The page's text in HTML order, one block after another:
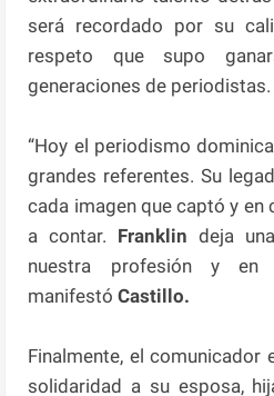
será recordado por su
respeto que supo
generaciones de periodistas.
“Hoy el periodismo
grandes referentes. Su
cada imagen que captó y en
a contar. Franklin deja
nuestra profesión y en
manifestó Castillo.
Finalmente, el comunicador
solidaridad a su esposa,